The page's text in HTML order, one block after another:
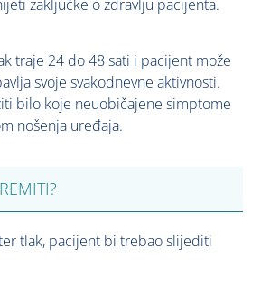
zaključke o zdravlju pacijenta.
traje 24 do 48 sati i pacijent može
svoje svakodnevne aktivnosti.
bilo koje neuobičajene simptome
nošenja uređaja.
tlak, pacijent bi trebao slijediti